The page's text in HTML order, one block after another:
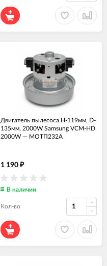
Двигатель пылесоса H-119мм, D-
135мм, 2000W Samsung VCM-HD
2000W — МОТП232А
1 190 ₽
В наличии
Кол-во